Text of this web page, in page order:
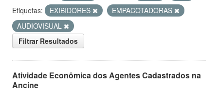
Etiquetas:
EXIBIDORES
EMPACOTADORAS
AUDIOVISUAL
Filtrar Resultados
Atividade Econômica dos Agentes Cadastrados na
Ancine